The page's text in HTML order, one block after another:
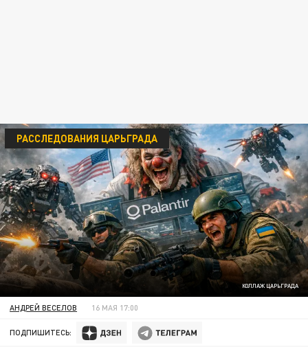
КОЛЛАЖ ЦАРЬГРАДА
РАССЛЕДОВАНИЯ ЦАРЬГРАДА
АНДРЕЙ ВЕСЕЛОВ 16 МАЯ 17:00
ПОДПИШИТЕСЬ: